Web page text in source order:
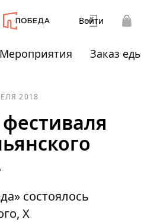
Войти
Мероприятия Заказ
2018
состоялось
Х